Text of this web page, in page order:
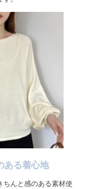
ある着心地
ちんと感のある素材使